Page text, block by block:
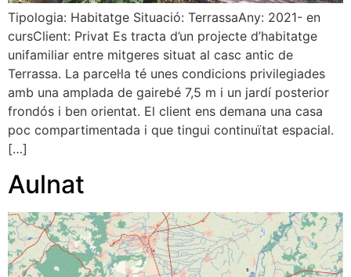
Tipologia: Habitatge Situació: TerrassaAny: 2021- en
cursClient: Privat Es tracta d’un projecte d’habitatge
unifamiliar entre mitgeres situat al casc antic de
Terrassa. La parcel·la té unes condicions privilegiades
amb una amplada de gairebé 7,5 m i un jardí posterior
frondós i ben orientat. El client ens demana una casa
poc compartimentada i que tingui continuïtat espacial.
[…]
Aulnat